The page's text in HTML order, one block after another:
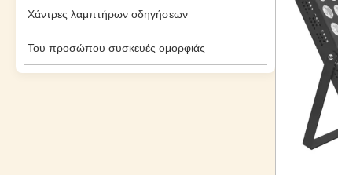
Χάντρες λαμπτήρων οδηγήσεων
Του προσώπου συσκευές ομορφιάς